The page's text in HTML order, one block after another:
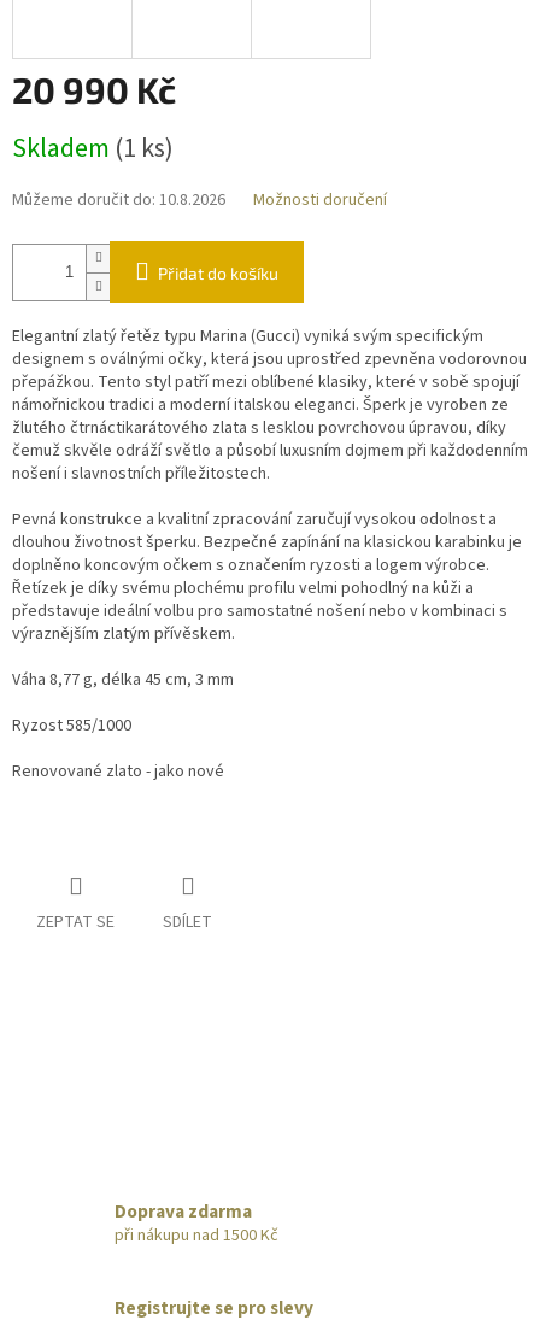
20 990 Kč
cena:
Skladem (1 ks)
Můžeme doručit do: 10.8.2026 Možnosti doručení
Přidat do košíku
Elegantní zlatý řetěz typu Marina (Gucci) vyniká svým specifickým
designem s oválnými očky, která jsou uprostřed zpevněna vodorovnou
přepážkou. Tento styl patří mezi oblíbené klasiky, které v sobě spojují
námořnickou tradici a moderní italskou eleganci. Šperk je vyroben ze
žlutého čtrnáctikarátového zlata s lesklou povrchovou úpravou, díky
čemuž skvěle odráží světlo a působí luxusním dojmem při každodenním
nošení i slavnostních příležitostech.
Pevná konstrukce a kvalitní zpracování zaručují vysokou odolnost a
dlouhou životnost šperku. Bezpečné zapínání na klasickou karabinku je
doplněno koncovým očkem s označením ryzosti a logem výrobce.
Řetízek je díky svému plochému profilu velmi pohodlný na kůži a
představuje ideální volbu pro samostatné nošení nebo v kombinaci s
výraznějším zlatým přívěskem.
Váha 8,77 g, délka 45 cm, 3 mm
Ryzost 585/1000
Renovované zlato - jako nové
ZEPTAT SE SDÍLET
Doprava zdarma
při nákupu nad 1500 Kč
Registrujte se pro slevy